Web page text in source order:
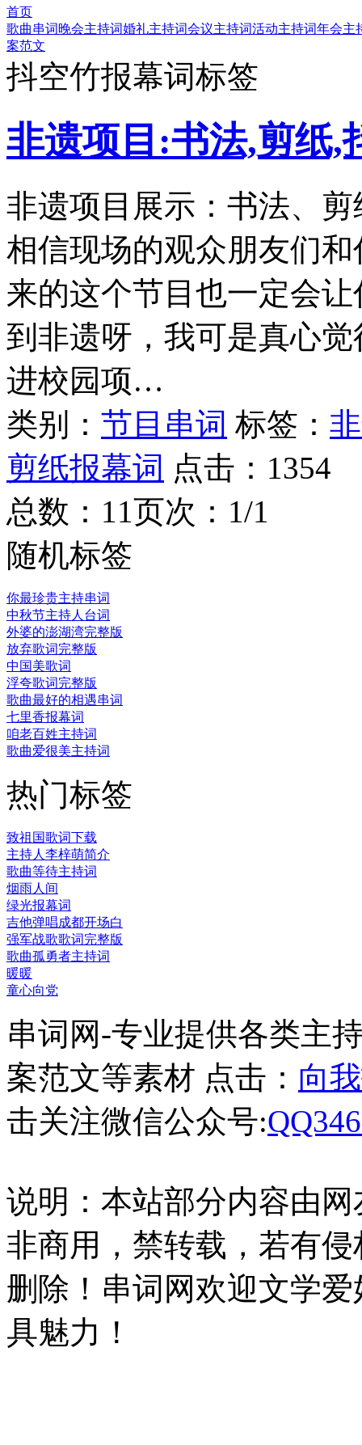
首页
歌曲串词晚会主持词婚礼主持词会议主持词活动主持词年会主
案范文
抖空竹报幕词标签
非遗项目:书法,剪纸,
非遗项目展示：书法、
相信现场的观众朋友们
来的这个节目也一定会
到非遗呀，我可是真心
进校园项…
类别： 节目串词 标签：
剪纸报幕词 点击： 1354
总数：11页次：1/1
随机标签
你最珍贵主持串词
中秋节主持人台词
外婆的澎湖湾完整版
放弃歌词完整版
中国美歌词
浮夸歌词完整版
歌曲最好的相遇串词
七里香报幕词
咱老百姓主持词
歌曲爱很美主持词
热门标签
致祖国歌词下载
主持人李梓萌简介
歌曲等待主持词
烟雨人间
绿光报幕词
吉他弹唱成都开场白
强军战歌歌词完整版
歌曲孤勇者主持词
暖暖
童心向党
串词网-专业提供各类主
案范文等素材 点击： 向
击关注微信公众号:
说明：本站部分内容由
非商用，禁转载，若有
删除！串词网欢迎文学
具魅力！